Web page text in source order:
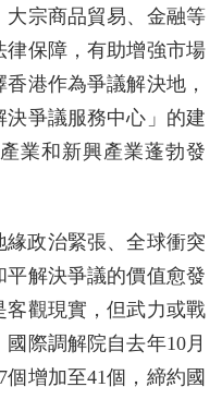
宗商品貿易、金融等
保障，有助增強市場
港作為爭議解決地，
爭議服務中心」的建
業和新興產業蓬勃發
政治緊張、全球衝突
解決爭議的價值愈發
客觀現實，但武力或戰
際調解院自去年10月
增加至41個，締約國